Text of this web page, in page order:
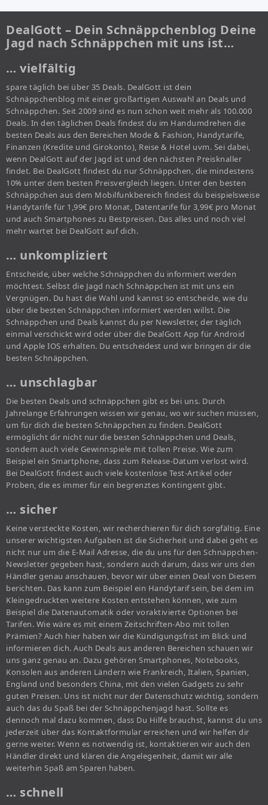
DealGott – Dein Schnäppchenblog Deine
Jagd nach Schnäppchen mit uns ist…
… vielfältig
spare täglich bei über 35 Deals. DealGott ist dein
Schnäppchenblog mit einer großartigen Auswahl an Deals und
Schnäppchen. Seit 2009 sind es nun schon weit mehr als 100.000
Deals. In den täglichen Deals findest du im Handumdrehen die
besten Deals aus den Bereichen Mode & Fashion, Handytarife,
Finanzen (Kredite und Girokonto), Reise & Hotel uvm. Sei dabei,
wenn DealGott auf der Jagd ist und den nächsten Preisknaller
findet. Bei DealGott findest du nur Schnäppchen, die mindestens
10% unter dem besten Preisvergleich liegen. Unter den besten
Schnäppchen aus dem Mobilfunkbereich findest du beispielsweise
Handytarife für 1,99€ pro Monat, Datentarife für 3,99€ pro Monat
und auch Smartphones zu Bestpreisen. Das alles und noch viel
mehr wartet bei DealGott auf dich.
… unkompliziert
Entscheide, über welche Schnäppchen du informiert werden
möchtest. Selbst die Jagd nach Schnäppchen ist mit uns ein
Vergnügen. Du hast die Wahl und kannst so entscheide, wie du
über die besten Schnäppchen informiert werden willst. Die
Schnäppchen und Deals kannst du per Newsletter, der täglich
einmal verschickt wird oder über die DealGott App für Android
und Apple IOS erhalten. Du entscheidest und wir bringen dir die
besten Schnäppchen.
… unschlagbar
Die besten Deals und schnäppchen gibt es bei uns. Durch
Jahrelange Erfahrungen wissen wir genau, wo wir suchen müssen,
um für dich die besten Schnäppchen zu finden. DealGott
ermöglicht dir nicht nur die besten Schnäppchen und Deals,
sondern auch viele Gewinnspiele mit tollen Preise. Wie zum
Beispiel ein Smartphone, dass zum Release-Datum verlost wird.
Bei DealGott findest auch viele kostenlose Test-Artikel oder
Proben, die es immer für ein begrenztes Kontingent gibt.
… sicher
Keine versteckte Kosten, wir recherchieren für dich sorgfältig. Eine
unserer wichtigsten Aufgaben ist die Sicherheit und dabei geht es
nicht nur um die E-Mail Adresse, die du uns für den Schnäppchen-
Newsletter gegeben hast, sondern auch darum, dass wir uns den
Händler genau anschauen, bevor wir über einen Deal von Diesem
berichten. Das kann zum Beispiel ein Handytarif sein, bei dem im
Kleingedruckten weitere Kosten entstehen können, wie zum
Beispiel die Datenautomatik oder voraktivierte Optionen bei
Tarifen. Wie wäre es mit einem Zeitschriften-Abo mit tollen
Prämien? Auch hier haben wir die Kündigungsfrist im Blick und
informieren dich. Auch Deals aus anderen Bereichen schauen wir
uns ganz genau an. Dazu gehören Smartphones, Notebooks,
Konsolen aus anderen Ländern wie Frankreich, Italien, Spanien,
England und besonders China, mit den vielen Gadgets zu sehr
guten Preisen. Uns ist nicht nur der Datenschutz wichtig, sondern
auch das du Spaß bei der Schnäppchenjagd hast. Sollte es
dennoch mal dazu kommen, dass Du Hilfe brauchst, kannst du uns
jederzeit über das Kontaktformular erreichen und wir helfen dir
gerne weiter. Wenn es notwendig ist, kontaktieren wir auch den
Händler direkt und klären die Angelegenheit, damit wir alle
weiterhin Spaß am Sparen haben.
… schnell